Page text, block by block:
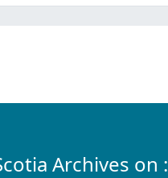
Archives on :